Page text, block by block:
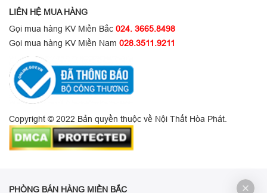
LIÊN HỆ MUA HÀNG
Gọi mua hàng KV Miền Bắc 024. 3665.8498
Gọi mua hàng KV Miền Nam 028.3511.9211
Copyright © 2022 Bản quyền thuộc về Nội Thất Hòa Phát.
PHÒNG BÁN HÀNG MIỀN BẮC